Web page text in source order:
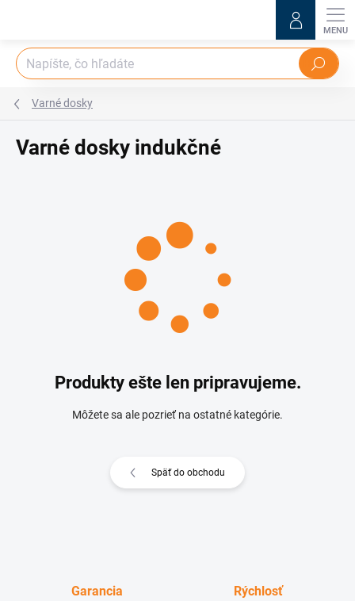
Hľadať
Varné dosky
Varné dosky indukčné
Produkty ešte len pripravujeme.
Môžete sa ale pozrieť na ostatné kategórie.
Späť do obchodu
Garancia Rýchlosť